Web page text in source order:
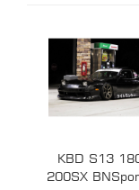
KBD S13
200SX